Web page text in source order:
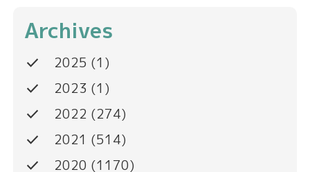
Archives
done 2025 (1)
done 2023 (1)
done 2022 (274)
done 2021 (514)
done 2020 (1170)